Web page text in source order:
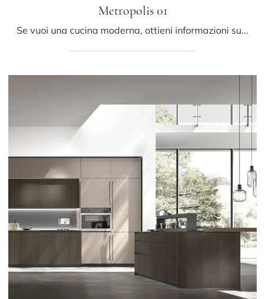
Metropolis 01
Se vuoi una cucina moderna, ottieni informazioni sul modello Metropolis 01 Stosa.